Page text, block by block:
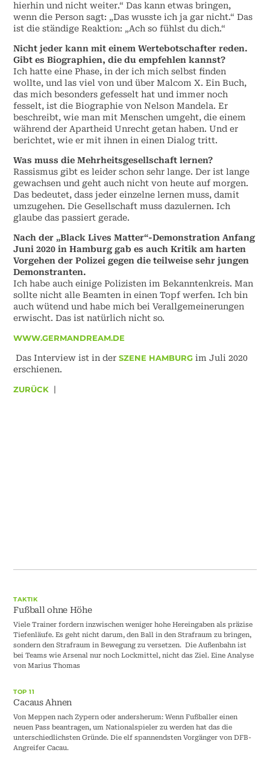
hierhin und nicht weiter.“ Das kann etwas bringen,
wenn die Person sagt: „Das wusste ich ja gar nicht.“ Das
ist die ständige Reaktion: „Ach so fühlst du dich.“
Nicht jeder kann mit einem Wertebotschafter reden.
Gibt es Biographien, die du empfehlen kannst?
Ich hatte eine Phase, in der ich mich selbst finden
wollte, und las viel von und über Malcom X. Ein Buch,
das mich besonders gefesselt hat und immer noch
fesselt, ist die Biographie von Nelson Mandela. Er
beschreibt, wie man mit Menschen umgeht, die einem
während der Apartheid Unrecht getan haben. Und er
berichtet, wie er mit ihnen in einen Dialog tritt.
Was muss die Mehrheitsgesellschaft lernen?
Rassismus gibt es leider schon sehr lange. Der ist lange
gewachsen und geht auch nicht von heute auf morgen.
Das bedeutet, dass jeder einzelne lernen muss, damit
umzugehen. Die Gesellschaft muss dazulernen. Ich
glaube das passiert gerade.
Nach der „Black Lives Matter“-Demonstration Anfang
Juni 2020 in Hamburg gab es auch Kritik am harten
Vorgehen der Polizei gegen die teilweise sehr jungen
Demonstranten.
Ich habe auch einige Polizisten im Bekanntenkreis. Man
sollte nicht alle Beamten in einen Topf werfen. Ich bin
auch wütend und habe mich bei Verallgemeinerungen
erwischt. Das ist natürlich nicht so.
WWW.GERMANDREAM.DE
Das Interview ist in derSZENE HAMBURG im Juli 2020
erschienen.
ZURÜCK |
TAKTIK
Fußball ohne Höhe
Viele Trainer fordern inzwischen weniger hohe Hereingaben als präzise
Tiefenläufe. Es geht nicht darum, den Ball in den Strafraum zu bringen,
sondern den Strafraum in Bewegung zu versetzen. Die Außenbahn ist
bei Teams wie Arsenal nur noch Lockmittel, nicht das Ziel. Eine Analyse
von Marius Thomas
TOP 11
Cacaus Ahnen
Von Meppen nach Zypern oder andersherum: Wenn Fußballer einen
neuen Pass beantragen, um Nationalspieler zu werden hat das die
unterschiedlichsten Gründe. Die elf spannendsten Vorgänger von DFB-
Angreifer Cacau.